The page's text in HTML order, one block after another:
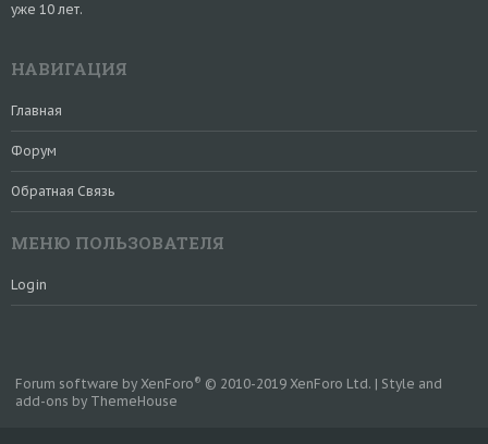
уже 10 лет.
НАВИГАЦИЯ
Главная
Форум
Обратная Связь
МЕНЮ ПОЛЬЗОВАТЕЛЯ
Login
Forum software by XenForo® © 2010-2019 XenForo Ltd. | Style and
add-ons by ThemeHouse